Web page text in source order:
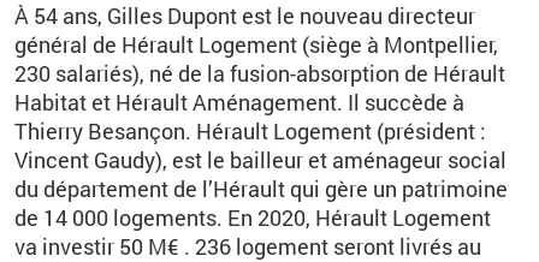
À 54 ans, Gilles Dupont est le nouveau directeur
général de Hérault Logement (siège à Montpellier,
230 salariés), né de la fusion-absorption de Hérault
Habitat et Hérault Aménagement. Il succède à
Thierry Besançon. Hérault Logement (président :
Vincent Gaudy), est le bailleur et aménageur social
du département de l’Hérault qui gère un patrimoine
de 14 000 logements. En 2020, Hérault Logement
va investir 50 M€ . 236 logement seront livrés au